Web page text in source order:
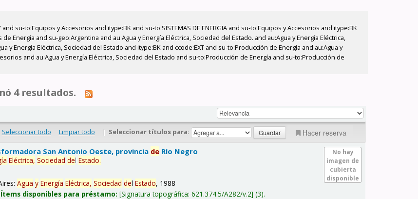
su-to:Equipos y Accesorios and itype:BK and su-to:SISTEMAS DE ENERGIA and su-to:Equipos y Accesorios and itype:BK
Energía and su-geo:Argentina and au:Agua y Energía Eléctrica, Sociedad del Estado. and au:Agua y Energía Eléctrica,
y Energía Eléctrica, Sociedad del Estado and itype:BK and ccode:EXT and su-to:Producción de Energía and au:Agua y
and au:Agua y Energía Eléctrica, Sociedad del Estado and su-to:Producción de Energía and su-to:Producción de
4 resultados.
Seleccionar todo Limpiar todo | Seleccionar títulos para: Hacer reserva
No hay
imagen de
cubierta
disponible
San Antonio Oeste, provincia de Río Negro
Eléctrica, Sociedad delEstado.
Agua y Energía Eléctrica, Sociedad delEstado, 1988
Ítems disponibles para préstamo: Signatura topográfica:621.374.5/A282/v.2 (3).